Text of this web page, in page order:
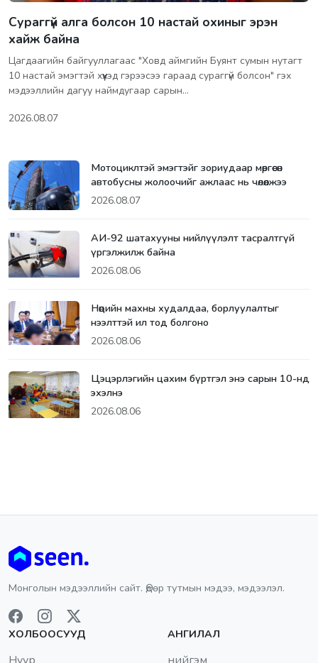
Сураггүй алга болсон 10 настай охиныг эрэн
хайж байна
Цагдаагийн байгууллагаас "Ховд аймгийн Буянт сумын нутагт
10 настай эмэгтэй хүүхэд гэрээсээ гараад сураггүй болсон" гэх
мэдээллийн дагуу наймдугаар сарын…
2026.08.07
Мотоциклтэй эмэгтэйг зориудаар мөргөсөн
автобусны жолоочийг ажлаас нь чөлөөлжээ
2026.08.07
АИ-92 шатахууны нийлүүлэлт тасралтгүй
үргэлжилж байна
2026.08.06
Нөөцийн махны худалдаа, борлуулалтыг
нээлттэй ил тод болгоно
2026.08.06
Цэцэрлэгийн цахим бүртгэл энэ сарын 10-нд
эхэлнэ
2026.08.06
Монголын мэдээллийн сайт. Өдөр тутмын мэдээ, мэдээлэл.
ХОЛБООСУУД
Нүүр
АНГИЛАЛ
нийгэм